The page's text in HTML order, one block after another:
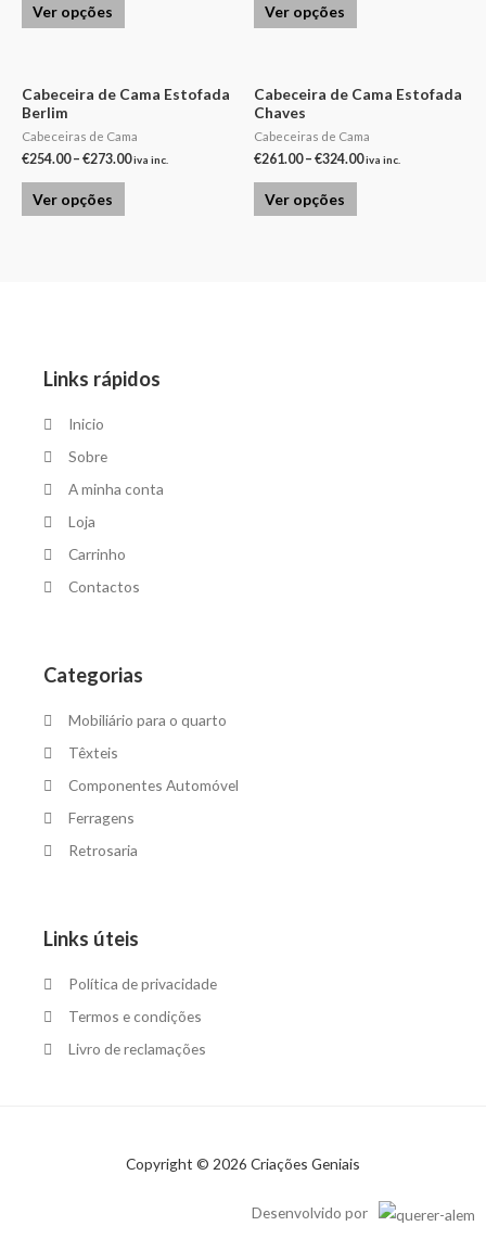
Ver opções Ver opções
Cabeceira de Cama Estofada
Berlim
Cabeceiras de Cama
€254.00– €273.00iva inc.
Ver opções
Cabeceira de Cama Estofada
Chaves
Cabeceiras de Cama
€261.00– €324.00iva inc.
Ver opções
Links rápidos
Inicio
Sobre
A minha conta
Loja
Carrinho
Contactos
Categorias
Mobiliário para o quarto
Têxteis
Componentes Automóvel
Ferragens
Retrosaria
Links úteis
Política de privacidade
Termos e condições
Livro de reclamações
Copyright © 2026 Criações Geniais
Desenvolvido por